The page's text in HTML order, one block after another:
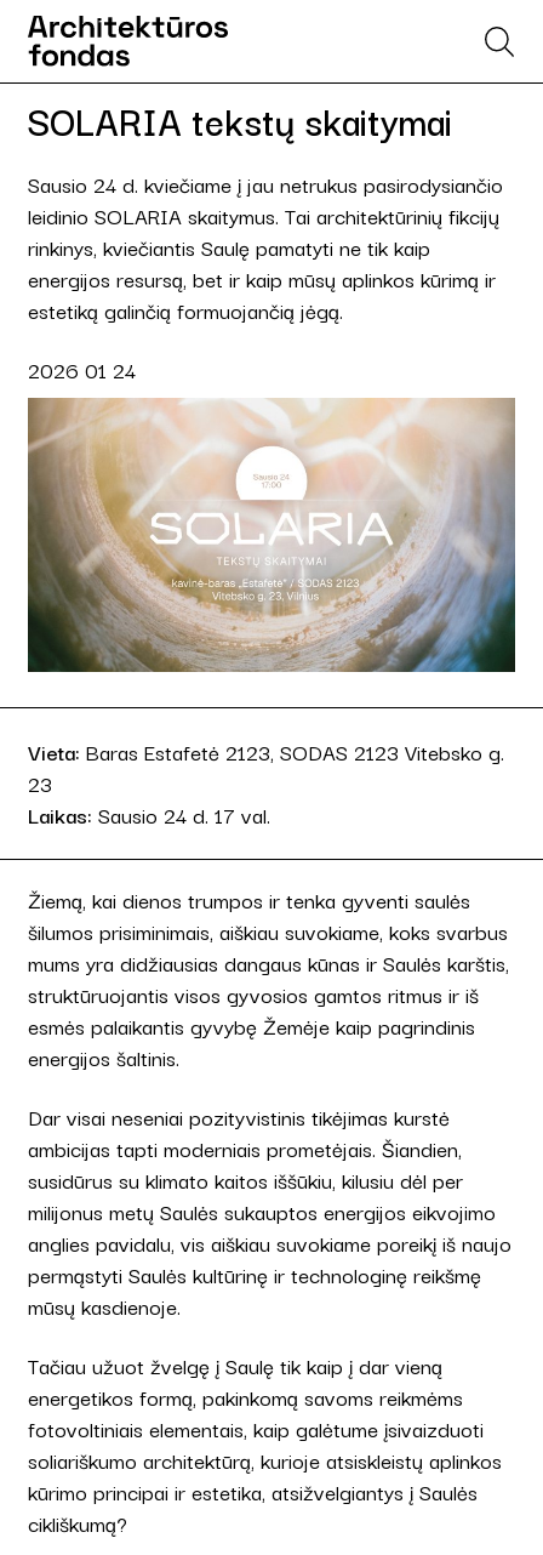
SOLARIA tekstų skaitymai
Sausio 24 d. kviečiame į jau netrukus pasirodysiančio
leidinio SOLARIA skaitymus. Tai architektūrinių fikcijų
rinkinys, kviečiantis Saulę pamatyti ne tik kaip
energijos resursą, bet ir kaip mūsų aplinkos kūrimą ir
estetiką galinčią formuojančią jėgą.
2026 01 24
Vieta: Baras Estafetė 2123, SODAS 2123 Vitebsko g.
23
Laikas: Sausio 24 d. 17 val.
Žiemą, kai dienos trumpos ir tenka gyventi saulės
šilumos prisiminimais, aiškiau suvokiame, koks svarbus
mums yra didžiausias dangaus kūnas ir Saulės karštis,
struktūruojantis visos gyvosios gamtos ritmus ir iš
esmės palaikantis gyvybę Žemėje kaip pagrindinis
energijos šaltinis.
Dar visai neseniai pozityvistinis tikėjimas kurstė
ambicijas tapti moderniais prometėjais. Šiandien,
susidūrus su klimato kaitos iššūkiu, kilusiu dėl per
milijonus metų Saulės sukauptos energijos eikvojimo
anglies pavidalu, vis aiškiau suvokiame poreikį iš naujo
permąstyti Saulės kultūrinę ir technologinę reikšmę
mūsų kasdienoje.
Tačiau užuot žvelgę į Saulę tik kaip į dar vieną
energetikos formą, pakinkomą savoms reikmėms
fotovoltiniais elementais, kaip galėtume įsivaizduoti
soliariškumo architektūrą, kurioje atsiskleistų aplinkos
kūrimo principai ir estetika, atsižvelgiantys į Saulės
cikliškumą?